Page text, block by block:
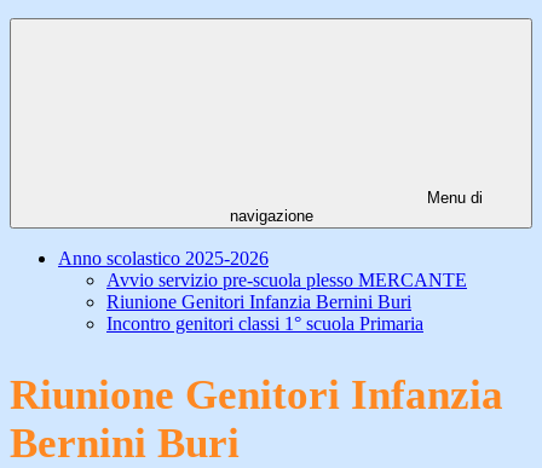
Menu di
navigazione
Anno scolastico 2025-2026
Avvio servizio pre-scuola plesso MERCANTE
Riunione Genitori Infanzia Bernini Buri
Incontro genitori classi 1° scuola Primaria
Riunione Genitori Infanzia
Bernini Buri